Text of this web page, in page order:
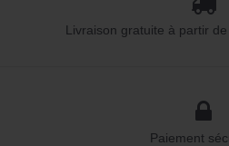
Livraison gratuite à partir
Paiement